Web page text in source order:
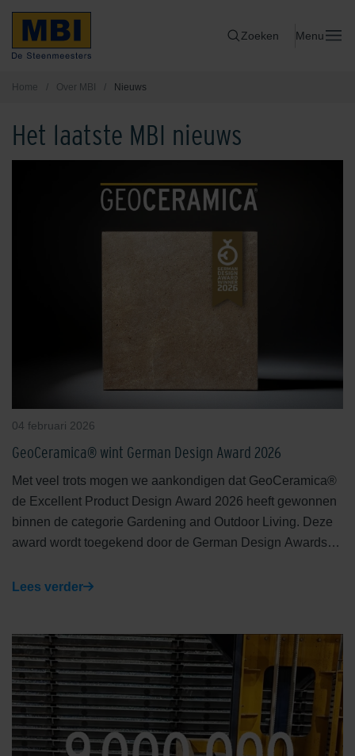
Zoeken Menu
Home / Over MBI / Nieuws
Het laatste MBI nieuws
04 februari 2026
GeoCeramica® wint German Design Award 2026
Met veel trots mogen we aankondigen dat GeoCeramica®
de Excellent Product Design Award 2026 heeft gewonnen
binnen de categorie Gardening and Outdoor Living. Deze
award wordt toegekend door de German Design Awards
en gebruiksgemak combineren.
Lees verder